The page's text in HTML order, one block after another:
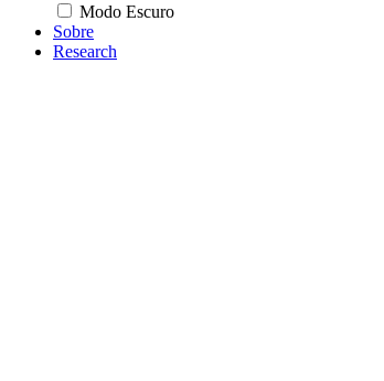
Modo Escuro
Sobre
Research